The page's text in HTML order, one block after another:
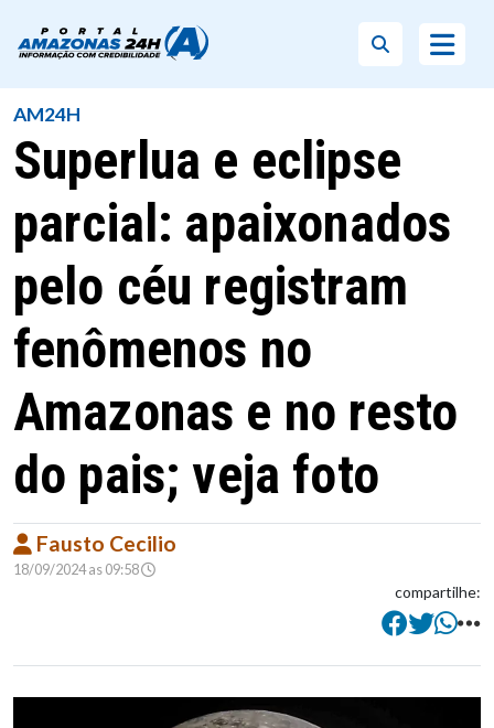
AM24H
Superlua e eclipse
parcial: apaixonados
pelo céu registram
fenômenos no
Amazonas e no resto
do pais; veja foto
Fausto Cecilio
18/09/2024 as 09:58
compartilhe: